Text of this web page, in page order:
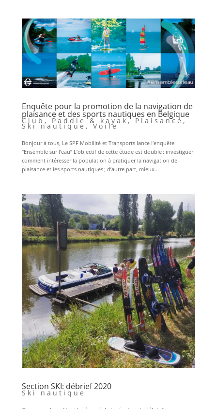
Enquête pour la promotion de la navigation de
plaisance et des sports nautiques en Belgique
Club , Paddle & kayak , Plaisance ,
Ski nautique ,Voile
Bonjour à tous, Le SPF Mobilité et Transports lance l’enquête
“Ensemble sur l’eau” L’objectif de cette étude est double : investiguer
comment intéresser la population à pratiquer la navigation de
plaisance et les sports nautiques ; d’autre part, mieux...
Section SKI: débrief 2020
Ski nautique